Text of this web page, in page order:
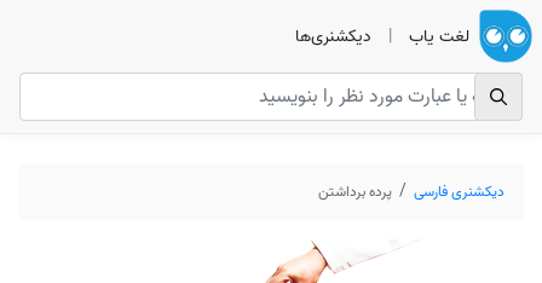
لغت یاب | دیکشنری‌ها
دیکشنری فارسی پرده برداشتن